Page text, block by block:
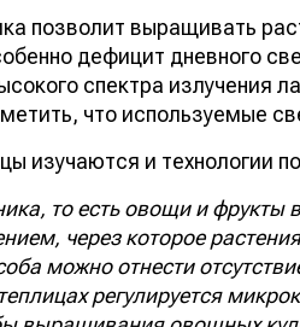
позволит выращивать
дефицит дневного
спектра излучения
что используемые
изучаются и технологии
то есть овощи и
через которое
можно отнести
регулируется